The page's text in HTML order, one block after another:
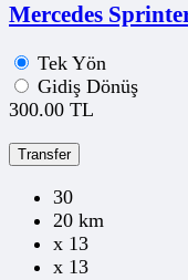
Mercedes
Tek Yön
Gidiş Dönüş
300.00 TL
Transfer
30
20 km
x 13
x 13